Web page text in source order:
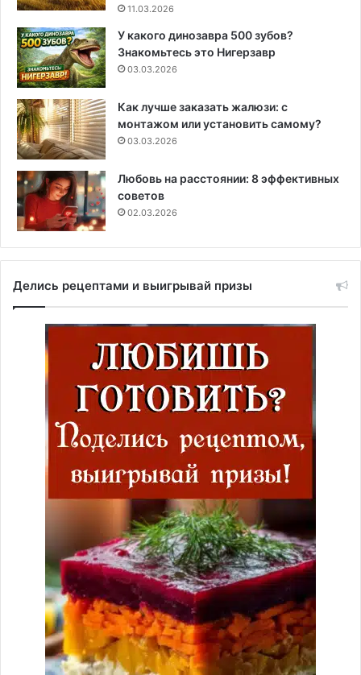
11.03.2026
У какого динозавра 500 зубов?
Знакомьтесь это Нигерзавр
03.03.2026
Как лучше заказать жалюзи: с
монтажом или установить самому?
03.03.2026
Любовь на расстоянии: 8 эффективных
советов
02.03.2026
Делись рецептами и выигрывай призы